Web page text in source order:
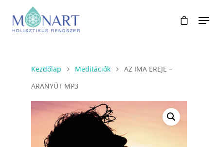
Kezdőlap Meditációk
AZ IMA EREJE –
ARANYÚT MP3